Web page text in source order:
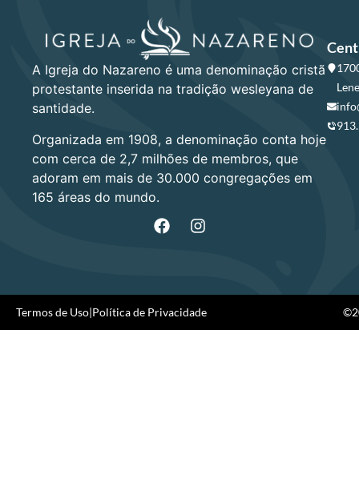
A Igreja do Nazareno é uma denominação cristã
protestante inserida na tradição wesleyana de
santidade.
Organizada em 1908, a denominação conta hoje
com cerca de 2,7 milhões de membros, que
adoram em mais de 30.000 congregações em
165 áreas do mundo.
Termos de Uso|Política de Privacidade